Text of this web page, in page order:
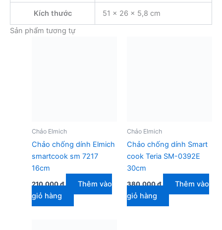
Kích thước
51 × 26 × 5,8 cm
Sản phẩm tương tự
Chảo Elmich
Chảo chống dính Elmich
smartcook sm 7217
16cm
210.000₫
Thêm vào
giỏ hàng
Chảo Elmich
Chảo chống dính Smart
cook Teria SM-0392E
30cm
380.000₫
Thêm vào
giỏ hàng